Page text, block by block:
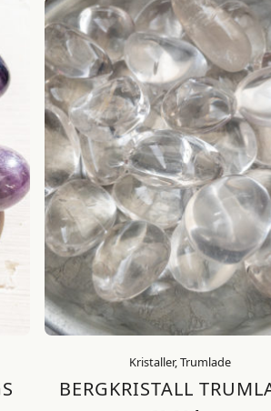
Kristaller, Trumlade
BERGKRISTALL